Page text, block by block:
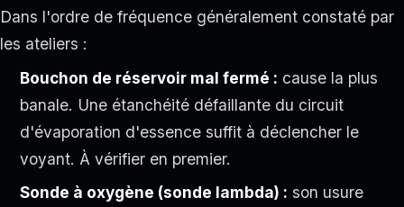
Dans l'ordre de fréquence généralement constaté par
les ateliers :
Bouchon de réservoir mal fermé : cause la plus
banale. Une étanchéité défaillante du circuit
d'évaporation d'essence suffit à déclencher le
voyant. À vérifier en premier.
Sonde à oxygène (sonde lambda) : son usure